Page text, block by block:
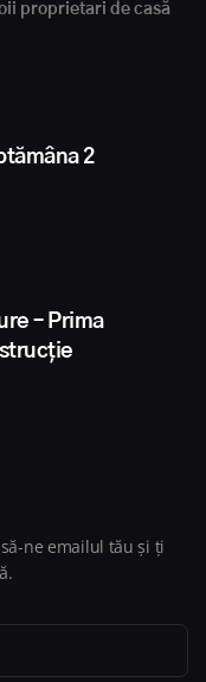
proprietari de casă
2
– Prima
ne emailul tău și ți